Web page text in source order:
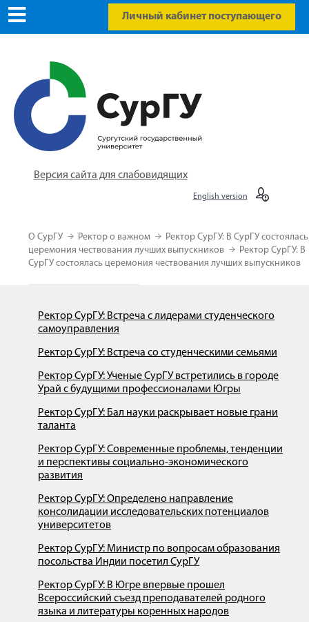
Личный кабинет поступающего
Версия сайта для слабовидящих
English version
О СурГУ Ректор о важном
Ректор СурГУ: В СурГУ состоялась
церемония чествования лучших выпускников
Ректор СурГУ: В
СурГУ состоялась церемония чествования лучших выпускников
Ректор СурГУ: Встреча с лидерами студенческого
самоуправления
Ректор СурГУ: Встреча со студенческими семьями
Ректор СурГУ: Ученые СурГУ встретились в городе
Урай с будущими профессионалами Югры
Ректор СурГУ: Бал науки раскрывает новые грани
таланта
Ректор СурГУ: Современные проблемы, тенденции
и перспективы социально-экономического
развития
Ректор СурГУ: Определено направление
консолидации исследовательских потенциалов
университетов
Ректор СурГУ: Министр по вопросам образования
посольства Индии посетил СурГУ
Ректор СурГУ: В Югре впервые прошел
Всероссийский съезд преподавателей родного
языка и литературы коренных народов